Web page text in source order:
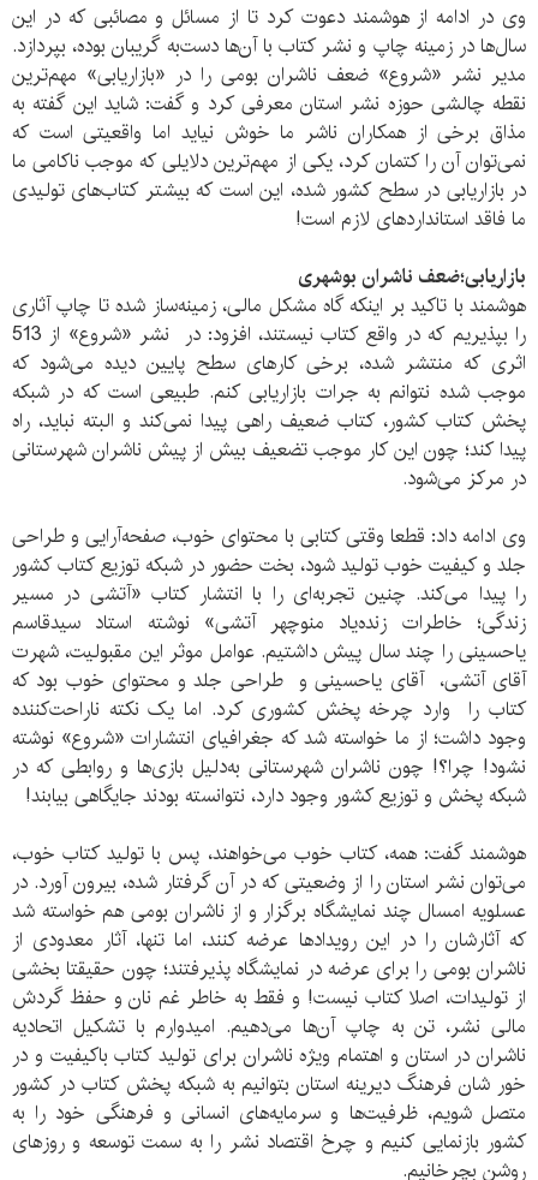
وی در ادامه از هوشمند دعوت کرد تا از مسائل و مصائبی که در این
سال‌ها در زمینه چاپ و نشر کتاب با آن‌ها دست‌به گریبان بوده، بپردازد.
مدیر نشر «شروع» ضعف ناشران بومی را در «بازاریابی» مهم‌ترین
نقطه چالشی حوزه نشر استان معرفی کرد و گفت: شاید این گفته به
مذاق برخی از همکاران ناشر ما خوش نیاید اما واقعیتی است که
نمی‌توان آن را کتمان کرد، یکی از مهم‌ترین دلایلی که موجب ناکامی ما
در بازاریابی در سطح کشور شده، این است که بیشتر کتاب‌های تولیدی
ما فاقد استانداردهای لازم است!
بازار‌‌یابی؛ضعف ناشران بوشهری
هوشمند با تاکید بر اینکه گاه مشکل مالی، زمینه‌ساز شده تا چاپ آثاری
را بپذیریم که در واقع کتاب نیستند، افزود: در نشر «شروع» از 513
اثری که منتشر شده، برخی کارهای سطح پایین دیده می‌شود که
موجب شده نتوانم به جرات بازاریابی کنم. طبیعی است که در شبکه
پخش کتاب کشور، کتاب ضعیف راهی پیدا نمی‌کند و البته نباید، راه
پیدا کند؛ چون این کار موجب تضعیف بیش از پیش ناشران شهرستانی
در مرکز می‌شود.
وی ادامه داد: قطعا وقتی کتابی با محتوای خوب، صفحه‌آرایی و طراحی
جلد و کیفیت خوب تولید شود، بخت حضور در شبکه توزیع کتاب کشور
را پیدا می‌کند. چنین تجربه‌ای را با انتشار کتاب «آتشی در مسیر
زندگی؛ خاطرات زنده‌یاد منوچهر آتشی» نوشته استاد سیدقاسم
یاحسینی را چند سال پیش داشتیم. عوامل موثر این مقبولیت، شهرت
آقای آتشی، آقای یاحسینی و طراحی جلد و محتوای خوب بود که
کتاب را وارد چرخه پخش کشوری کرد. اما یک نکته ناراحت‌کننده
وجود داشت؛ از ما خواسته شد که جغرافیای انتشارات «شروع» نوشته
نشود! چرا؟! چون ناشران شهرستانی به‌دلیل بازی‌ها و روابطی که در
شبکه پخش و توزیع کشور وجود دارد، نتوانسته‌ بودند جایگاهی بیابند!
هوشمند گفت: همه، کتاب خوب می‌خواهند، پس با تولید کتاب خوب،
می‌توان نشر استان را از وضعیتی که در آن گرفتار شده، بیرون آورد. در
عسلویه امسال چند نمایشگاه برگزار و از ناشران بومی هم خواسته شد
که آثارشان را در این رویدادها عرضه کنند، اما تنها، آثار معدودی از
ناشران بومی را برای عرضه در نمایشگاه پذیرفتند؛ چون حقیقتا بخشی
از تولیدات، اصلا کتاب نیست! و فقط به خاطر غم نان و حفظ گردش
مالی نشر، تن به چاپ آن‌ها می‌دهیم. امیدوارم با تشکیل اتحادیه
ناشران در استان و اهتمام ویژه ناشران برای تولید کتاب باکیفیت و در
خور شان فرهنگ دیرینه استان بتوانیم به شبکه پخش کتاب در کشور
متصل شویم، ظرفیت‌ها و سرمایه‌های انسانی و فرهنگی خود را به
کشور بازنمایی کنیم و چرخ اقتصاد نشر را به سمت توسعه و روزهای
روشن بچرخانیم.